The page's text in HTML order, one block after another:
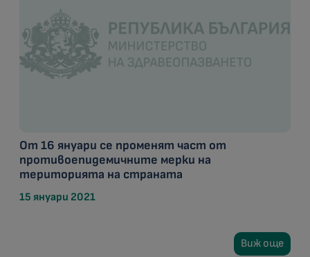
От 16 януари се променят част от
противоепидемичните мерки на
територията на страната
15 януари 2021
Виж още